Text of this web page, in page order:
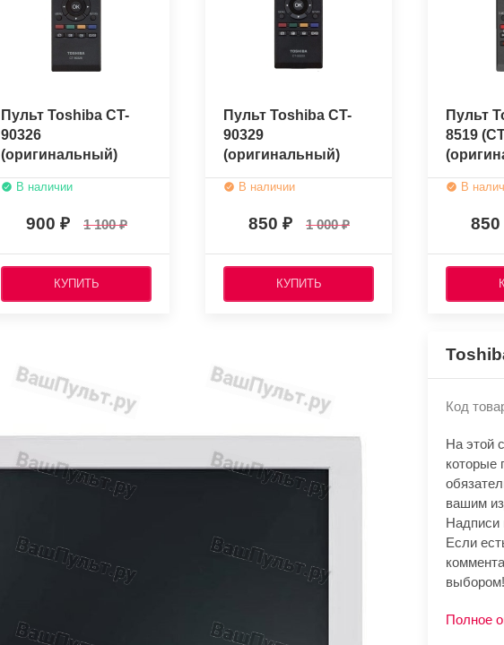
Пульт Toshiba CT-
90326
(оригинальный)
В наличии
900 1 100
КУПИТЬ
Пульт Toshiba CT-
90329
(оригинальный)
В наличии
850 1 000
КУПИТЬ
Пульт
8519
В
850
Код
На этой
которые
вашим
Надписи
Если
выбором!
Полное